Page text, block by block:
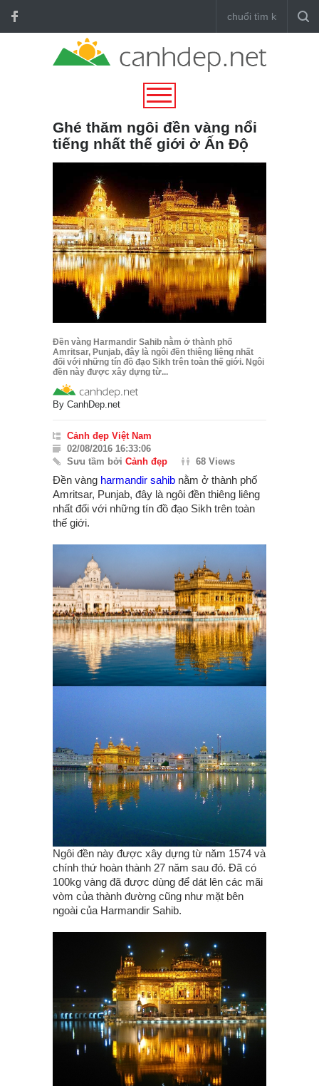
Ghé thăm ngôi đền vàng nổi
tiếng nhất thế giới ở Ấn Độ
Đền vàng Harmandir Sahib nằm ở thành phố
Amritsar, Punjab, đây là ngôi đền thiêng liêng nhất
đối với những tín đồ đạo Sikh trên toàn thế giới. Ngôi
đền này được xây dựng từ...
By CanhDep.net
Cảnh đẹp Việt Nam
02/08/2016 16:33:06
Sưu tầm bởi Cảnh đẹp 68 Views
Đền vàng harmandir sahib nằm ở thành phố
Amritsar, Punjab, đây là ngôi đền thiêng liêng
nhất đối với những tín đồ đạo Sikh trên toàn
thế giới.
Ngôi đền này được xây dựng từ năm 1574 và
chính thứ hoàn thành 27 năm sau đó. Đã có
100kg vàng đã được dùng để dát lên các mãi
vòm của thành đường cũng như mặt bên
ngoài của Harmandir Sahib.